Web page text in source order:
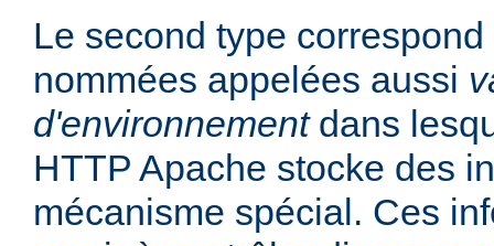
Le second type
nommées appelées aussi
d'environnementdans
HTTP Apache stocke des
mécanisme spécial. Ces